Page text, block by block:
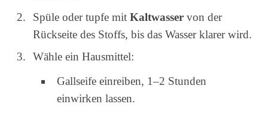
Spüle oder tupfe mit Kaltwasser von der
Rückseite des Stoffs, bis das Wasser klarer wird.
Wähle ein Hausmittel:
Gallseife einreiben, 1–2 Stunden
einwirken lassen.